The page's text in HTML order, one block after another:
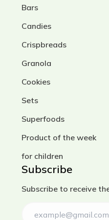
Bars
Candies
Crispbreads
Granola
Cookies
Sets
Superfoods
Product of the week
for children
Subscribe
Subscribe to receive